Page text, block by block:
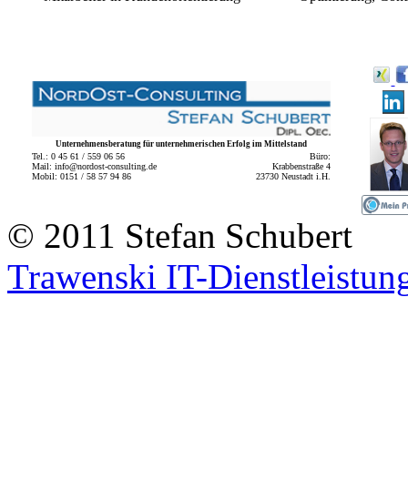
Unternehmensberatung für unternehmerischen Erfolg im Mittelstand
Tel.: 0 45 61 / 559 06 56
Mail: info@nordost-consulting.de
Mobil: 0151 / 58 57 94 86
Büro:
Krabbenstraße 4
23730 Neustadt i.H.
© 2011 Stefan
Trawenski IT-